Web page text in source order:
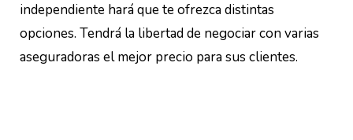
independiente hará que te ofrezca distintas
opciones. Tendrá la libertad de negociar con varias
aseguradoras el mejor precio para sus clientes.